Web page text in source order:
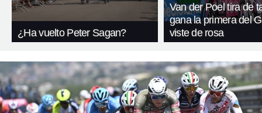
¿Ha vuelto Peter Sagan?
Van der Poel tira de
gana la primera del
viste de rosa